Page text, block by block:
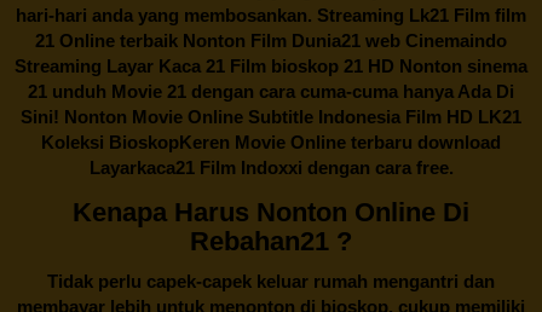
hari-hari anda yang membosankan. Streaming Lk21 Film film
21 Online terbaik Nonton Film Dunia21 web Cinemaindo
Streaming Layar Kaca 21 Film bioskop 21 HD Nonton sinema
21 unduh Movie 21 dengan cara cuma-cuma hanya Ada Di
Sini! Nonton Movie Online Subtitle Indonesia Film HD LK21
Koleksi BioskopKeren Movie Online terbaru download
Layarkaca21 Film Indoxxi dengan cara free.
Kenapa Harus Nonton Online Di
Rebahan21 ?
Tidak perlu capek-capek keluar rumah mengantri dan
membayar lebih untuk menonton di bioskop, cukup memiliki